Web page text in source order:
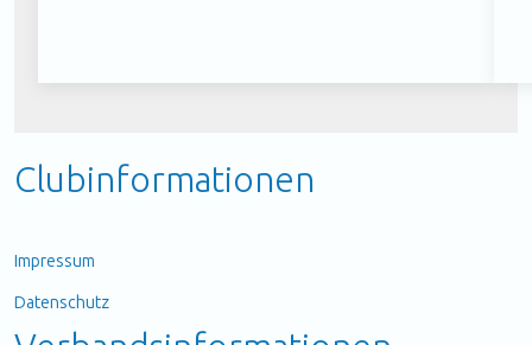
Clubinformationen
Impressum
Datenschutz